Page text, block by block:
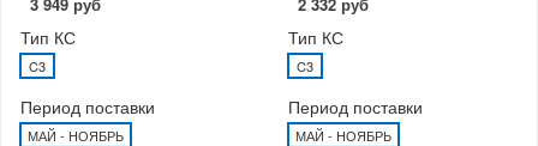
Тип КС
C3
Период поставки
МАЙ - НОЯБРЬ
Тип КС
C3
Период поставки
МАЙ - НОЯБРЬ